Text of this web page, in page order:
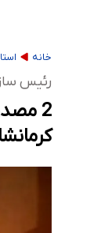
خانه
رئیس
2